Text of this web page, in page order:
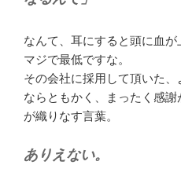
なんて、耳にすると頭に血が
マジで最低ですな。
その会社に採用して頂いた
ならともかく、まったく感
が織りなす言葉。
ありえない。